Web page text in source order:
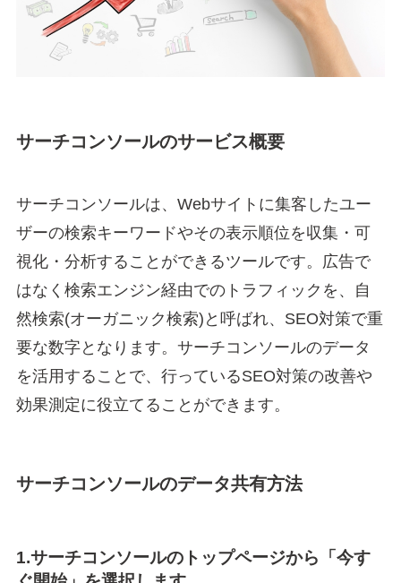
サーチコンソールのサービス概要
サーチコンソールは、Webサイトに集客したユー
ザーの検索キーワードやその表示順位を収集・可
視化・分析することができるツールです。広告で
はなく検索エンジン経由でのトラフィックを、自
然検索(オーガニック検索)と呼ばれ、SEO対策で重
要な数字となります。サーチコンソールのデータ
を活用することで、行っているSEO対策の改善や
効果測定に役立てることができます。
サーチコンソールのデータ共有方法
1.サーチコンソールのトップページから「今す